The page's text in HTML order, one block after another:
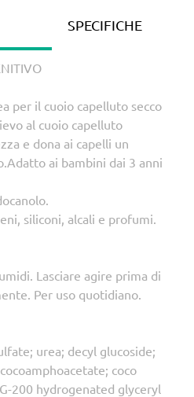
SPECIFICHE
per il cuoio capelluto secco
al cuoio capelluto
e dona ai capelli un
ai bambini dai 3 anni
siliconi, alcali e profumi.
Lasciare agire prima di
Per uso quotidiano.
urea; decyl glucoside;
coco
200 hydrogenated glyceryl